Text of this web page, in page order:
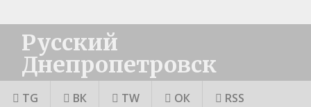
Русский
Днепропетровск
TG ВК TW ОК RSS